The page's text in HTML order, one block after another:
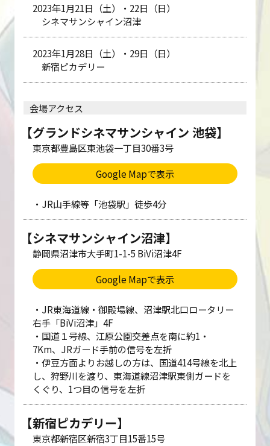
2023年1月21日（土）・22日（日）
シネマサンシャイン沼津
2023年1月28日（土）・29日（日）
新宿ピカデリー
会場アクセス
【グランドシネマサンシャイン 池袋】
東京都豊島区東池袋一丁目30番3号
Google Mapで表示
・JR山手線等「池袋駅」徒歩4分
【シネマサンシャイン沼津】
静岡県沼津市大手町1-1-5 BiVi沼津4F
Google Mapで表示
・JR東海道線・御殿場線、沼津駅北口ロータリー
右手「BiVi沼津」4F
・国道１号線、江原公園交差点を南に約1・
7Km、JRガード手前の信号を左折
・伊豆方面よりお越しの方は、国道414号線を北上
し、狩野川を渡り、東海道線沼津駅東側ガードを
くぐり、1つ目の信号を左折
【新宿ピカデリー】
東京都新宿区新宿3丁目15番15号